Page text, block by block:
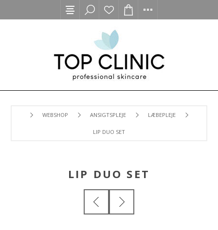
WEBSHOP ANSIGTSPLEJE LÆBEPLEJE
LIP DUO SET
LIP DUO SET